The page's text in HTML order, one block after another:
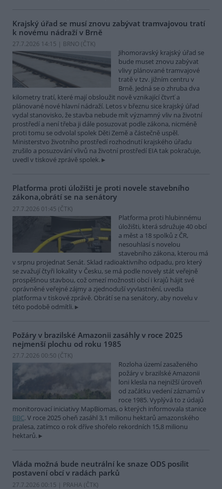
Krajský úřad se musí znovu zabývat tramvajovou tratí
k novému nádraží v Brně
27.7.2026 14:15 | BRNO (ČTK)
Jihomoravský krajský úřad se
bude muset znovu zabývat
vlivy plánované tramvajové
tratě v tzv. jižním centru v
Brně. Jedná se o zhruba dva
kilometry tratí, které mají obsloužit nově vznikající čtvrť a
plánované nové hlavní nádraží. Letos v březnu sice krajský úřad
vydal stanovisko, že stavba nebude mít významný vliv na životní
prostředí a není třeba ji dále posuzovat podle zákona, nicméně
proti tomu se odvolal spolek Děti Země a částečně uspěl.
Ministerstvo životního prostředí rozhodnutí krajského úřadu
zrušilo a posuzování vlivů na životní prostředí EIA tak pokračuje,
uvedl v tiskové zprávě spolek.
Platforma proti úložišti je proti novele stavebního
zákona,obrátí se na senátory
27.7.2026 01:45 (ČTK)
Platforma proti hlubinnému
úložišti, která sdružuje 40 obcí
a měst a 18 spolků z ČR,
nesouhlasí s novelou
stavebního zákona, kterou má
v srpnu projednat Senát. Sklad radioaktivního odpadu, pro který
se zvažují čtyři lokality v Česku, se má podle novely stát veřejně
prospěšnou stavbou, což omezí možnosti obcí i krajů hájit své
oprávněné veřejné zájmy a zjednoduší vyvlastnění, uvedla
platforma v tiskové zprávě. Obrátí se na senátory, aby novelu v
této podobě odmítli.
Požáry v brazilské Amazonii zasáhly v roce 2025
nejmenší plochu od roku 1985
27.7.2026 00:50 (ČTK)
Rozloha území zasaženého
požáry v brazilské Amazonii
loni klesla na nejnižší úroveň
od začátku vedení záznamů v
roce 1985. Vyplývá to z údajů
monitorovací iniciativy MapBiomas, o kterých informovala stanice
BBC. V roce 2025 oheň zasáhl 3,1 milionu hektarů amazonského
pralesa, zatímco o rok dříve shořelo rekordních 15,8 milionu
hektarů.
Vláda možná bude neutrální ke snaze ODS posílit
postavení obcí v radách parků
27.7.2026 00:15 | PRAHA (ČTK)